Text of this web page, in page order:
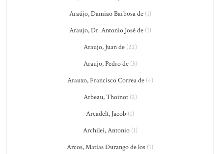
Araújo, Damião Barbosa de(1)
Araujo, Dr. Antonio José de(1)
Araujo, Juan de(22)
Araujo, Pedro de(3)
Arauxo, Francisco Correa de(4)
Arbeau, Thoinot(2)
Arcadelt, Jacob (1)
Archilei, Antonio(1)
Arcos, Matías Durango de los (1)